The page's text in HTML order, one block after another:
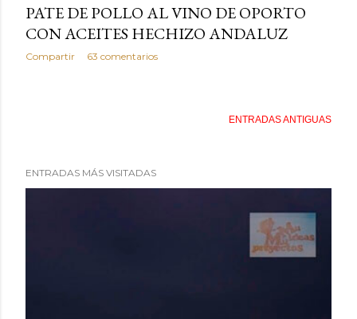
PATE DE POLLO AL VINO DE OPORTO
CON ACEITES HECHIZO ANDALUZ
Compartir 63 comentarios
ENTRADAS ANTIGUAS
ENTRADAS MÁS VISITADAS